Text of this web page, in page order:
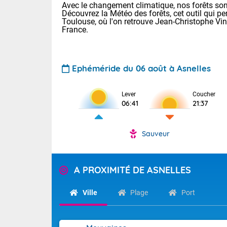
Pour la
devrait
Tendance
Avec le changement climatique, nos forêts
Découvrez la Météo des forêts, cet outil qui
Toulouse, où l'on retrouve Jean-Christophe
France.
Ephéméride du 06 août à Asnelles
Lever
06:41
Coucher
21:37
Sauveur
A PROXIMITÉ DE ASNELLES
Ville Plage Port
Voici les
Lyon : 32
25 Nancy :
(2A), Haute-
(84). Sur le
Sur les